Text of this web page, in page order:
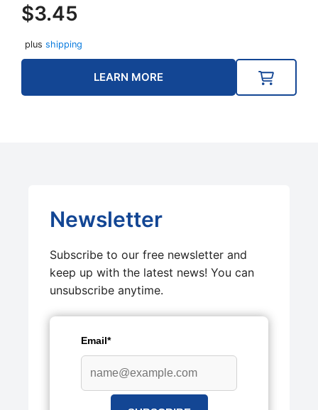
$3.45
plus shipping
LEARN MORE
Newsletter
Subscribe to our free newsletter and
keep up with the latest news! You can
unsubscribe anytime.
Email*